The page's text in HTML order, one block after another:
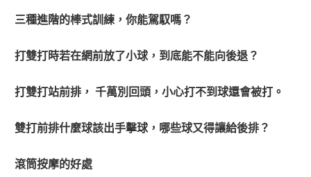
三種進階的棒式訓練，你能駕馭嗎？
打雙打時若在網前放了小球，到底能不能向後退？
打雙打站前排， 千萬別回頭，小心打不到球還會被打。
雙打前排什麼球該出手擊球，哪些球又得讓給後排？
滾筒按摩的好處